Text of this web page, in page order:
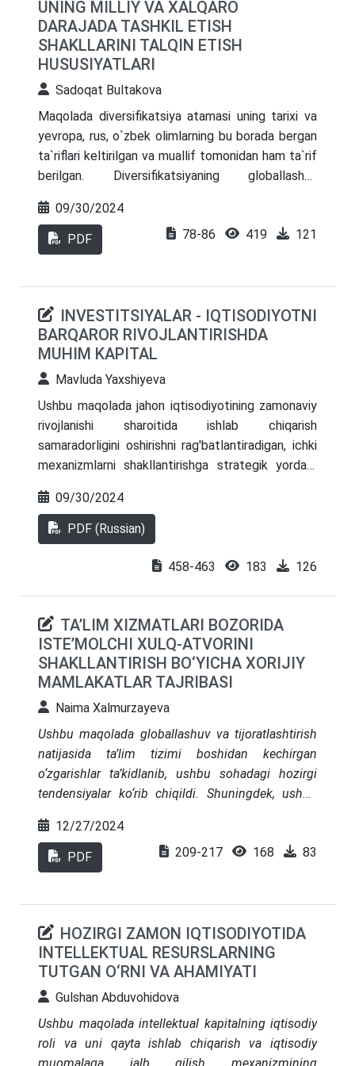
UNING MILLIY VA XALQARO
DARAJADA TASHKIL ETISH
SHAKLLARINI TALQIN ETISH
HUSUSIYATLARI
Sadoqat Bultakova
Maqolada diversifikatsiya atamasi uning tarixi va
yevropa, rus, o`zbek olimlarning bu borada bergan
ta`riflari keltirilgan va muallif tomonidan ham ta`rif
berilgan. Diversifikatsiyaning globallashuv
uning turlari tahlil qilingan. Raqobatli bozor
sharoitida diversifikatsiya qanday yordam bera
olishi yoritib berilgan bo`lib, u orqali moliyaviy
qobiliyatiga ega bo`lishi, resurslarni to`g`ri
taqsimlay olishi, iqtisodiy tanazzulga chidamlilik,
sohaga oid qiyinchiliklarga yechim kabilarga
bardosh bera olishi mumkinligi haqida batafsil
orqali mijozlarni ko`paytirish, ularning sodiqliligiga
erishish mumkinligi to`g`risida maqolada
ma`lumotlar keltirilgan.
09/30/2024
PDF 78-86 419 121
INVESTITSIYALAR - IQTISODIYOTNI
BARQAROR RIVOJLANTIRISHDA
MUHIM KAPITAL
Mavluda Yaxshiyeva
Ushbu maqolada jahon iqtisodiyotining zamonaviy
rivojlanishi sharoitida ishlab chiqarish
samaradorligini oshirishni rag'batlantiradigan, ichki
mexanizmlarni shakllantirishga strategik yordam
O’zbekiston respublikasida investitsiya
jarayonining rivojlanishiga to'sqinlik qiluvchi asosiy
salbiy tendentsiyalar mavjudligi va ularni
rivojlantirishning istiqbolli yo‘nalishlari haqidagi
09/30/2024
PDF (Russian)
458-463 183 126
TA’LIM XIZMATLARI BOZORIDA
ISTE’MOLCHI XULQ-ATVORINI
SHAKLLANTIRISH BO‘YICHA XORIJIY
MAMLAKATLAR TAJRIBASI
Naima Xalmurzayeva
Ushbu maqolada globallashuv va tijoratlashtirish
natijasida ta’lim tizimi boshidan kechirgan
o‘zgarishlar ta’kidlanib, ushbu sohadagi hozirgi
tendensiyalar ko‘rib chiqildi. Shuningdek, ushbu
ta’kidlanib, axloqiy, sifatli va arzon o‘quv
standartlarining ahamiyatli ekanligiga e’tibor
qaratilmoqda. Har bir mamlakatning milliy
ko‘rsatadigan ta’lim xizmatlari bozorini
shakllantirishda muhim rol o‘ynaydi. Shuningdek,
shaxs va jamiyatni rivojlantirishga
ko‘maklashadigan yanada samarali va innovatsion
mamlakatlarning ta’lim xizmatlari tajribasini
o‘rganish zarurligi haqida fikr yuritildi.
12/27/2024
PDF 209-217 168 83
HOZIRGI ZAMON IQTISODIYOTIDA
INTELLEKTUAL RESURSLARNING
TUTGAN O‘RNI VA AHAMIYATI
Gulshan Abduvohidova
Ushbu maqolada intellektual kapitalning iqtisodiy
roli va uni qayta ishlab chiqarish va iqtisodiy